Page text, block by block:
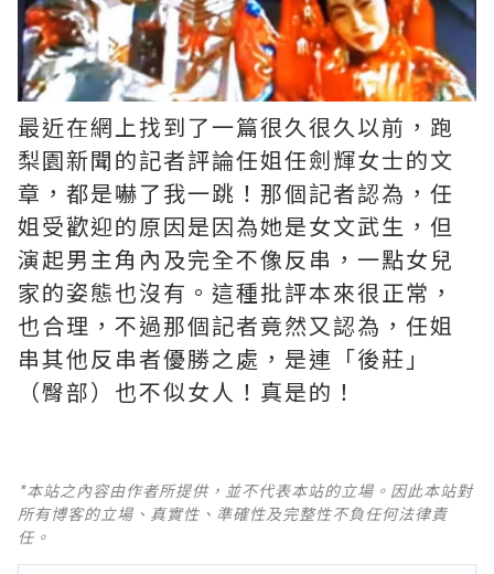
最近在網上找到了一篇很久很久以前，跑
梨園新聞的記者評論任姐任劍輝女士的文
章，都是嚇了我一跳！那個記者認為，任
姐受歡迎的原因是因為她是女文武生，但
演起男主角內及完全不像反串，一點女兒
家的姿態也沒有。這種批評本來很正常，
也合理，不過那個記者竟然又認為，任姐
串其他反串者優勝之處，是連「後莊」
（臀部）也不似女人！真是的！
*本站之內容由作者所提供，並不代表本站的立場。因此本站對
所有博客的立場、真實性、準確性及完整性不負任何法律責
任。